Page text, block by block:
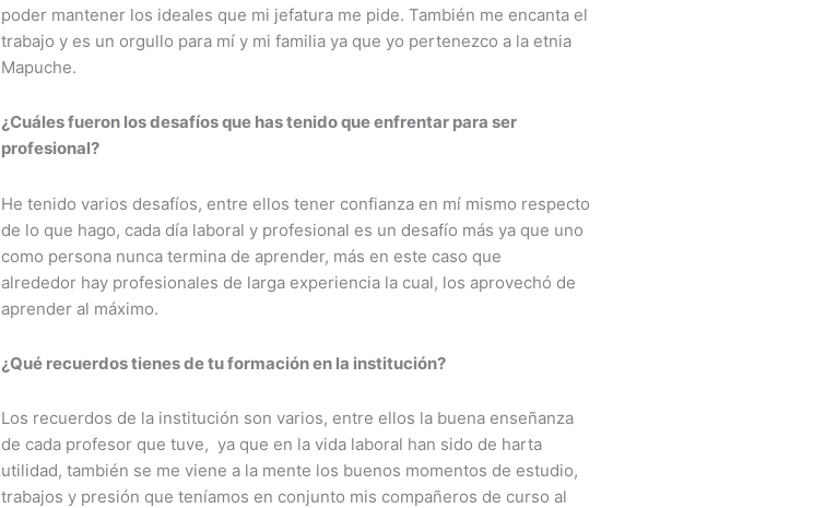
poder mantener los ideales que mi jefatura me pide. También me encanta el
trabajo y es un orgullo para mí y mi familia ya que yo pertenezco a la etnia
Mapuche.
¿Cuáles fueron los desafíos que has tenido que enfrentar para ser
profesional?
He tenido varios desafíos, entre ellos tener confianza en mí mismo respecto
de lo que hago, cada día laboral y profesional es un desafío más ya que uno
como persona nunca termina de aprender, más en este caso que
alrededor hay profesionales de larga experiencia la cual, los aprovechó de
aprender al máximo.
¿Qué recuerdos tienes de tu formación en la institución?
Los recuerdos de la institución son varios, entre ellos la buena enseñanza
de cada profesor que tuve, ya que en la vida laboral han sido de harta
utilidad, también se me viene a la mente los buenos momentos de estudio,
trabajos y presión que teníamos en conjunto mis compañeros de curso al